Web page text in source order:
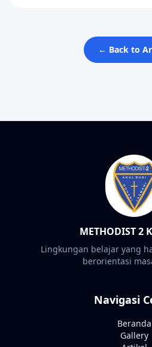
← Back to
METHODIST 2
Lingkungan belajar yang
berorientasi
Navigasi
Beranda
Gallery